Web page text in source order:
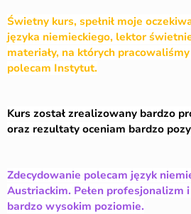
Świetny kurs, spełnił moje
języka niemieckiego, lektor
materiały, na których
polecam Instytut.
Kurs został zrealizowany bardzo
oraz rezultaty oceniam bardzo
Zdecydowanie polecam język
Austriackim. Pełen profesjonalizm
bardzo wysokim poziomie.